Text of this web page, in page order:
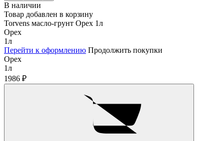
В наличии
Товар добавлен в корзину
Torvens масло-грунт Орех 1л
Орех
1л
Перейти к оформлению Продолжить покупки
Орех
1л
1986 ₽